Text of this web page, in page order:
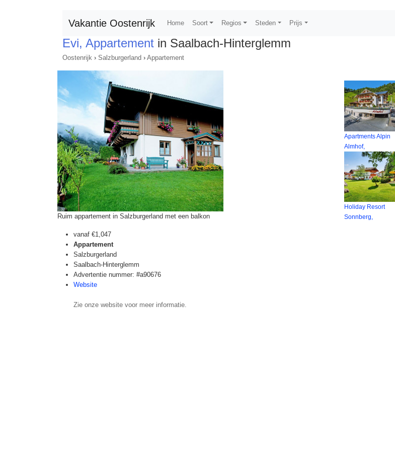
Vakantie Oostenrijk Home Soort Regios Steden Prijs
Evi, Appartement in Saalbach-Hinterglemm
Oostenrijk › Salzburgerland › Appartement
Ruim appartement in Salzburgerland met een balkon
vanaf €1,047
Appartement
Salzburgerland
Saalbach-Hinterglemm
Advertentie nummer: #a90676
Website
Zie onze website voor meer informatie.
Apartments Alpin
Almhof,
Holiday Resort
Sonnberg,